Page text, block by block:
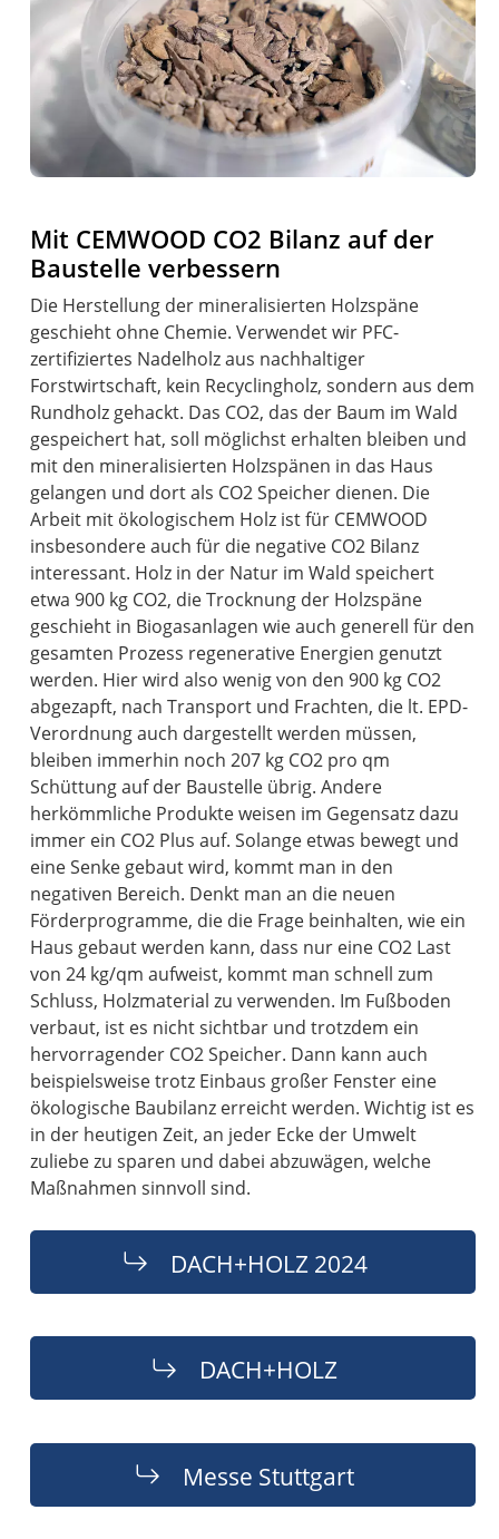
Mit CEMWOOD CO2 Bilanz auf der
Baustelle verbessern
Die Herstellung der mineralisierten Holzspäne
geschieht ohne Chemie. Verwendet wir PFC-
zertifiziertes Nadelholz aus nachhaltiger
Forstwirtschaft, kein Recyclingholz, sondern aus dem
Rundholz gehackt. Das CO2, das der Baum im Wald
gespeichert hat, soll möglichst erhalten bleiben und
mit den mineralisierten Holzspänen in das Haus
gelangen und dort als CO2 Speicher dienen. Die
Arbeit mit ökologischem Holz ist für CEMWOOD
insbesondere auch für die negative CO2 Bilanz
interessant. Holz in der Natur im Wald speichert
etwa 900 kg CO2, die Trocknung der Holzspäne
geschieht in Biogasanlagen wie auch generell für den
gesamten Prozess regenerative Energien genutzt
werden. Hier wird also wenig von den 900 kg CO2
abgezapft, nach Transport und Frachten, die lt. EPD-
Verordnung auch dargestellt werden müssen,
bleiben immerhin noch 207 kg CO2 pro qm
Schüttung auf der Baustelle übrig. Andere
herkömmliche Produkte weisen im Gegensatz dazu
immer ein CO2 Plus auf. Solange etwas bewegt und
eine Senke gebaut wird, kommt man in den
negativen Bereich. Denkt man an die neuen
Förderprogramme, die die Frage beinhalten, wie ein
Haus gebaut werden kann, dass nur eine CO2 Last
von 24 kg/qm aufweist, kommt man schnell zum
Schluss, Holzmaterial zu verwenden. Im Fußboden
verbaut, ist es nicht sichtbar und trotzdem ein
hervorragender CO2 Speicher. Dann kann auch
beispielsweise trotz Einbaus großer Fenster eine
ökologische Baubilanz erreicht werden. Wichtig ist es
in der heutigen Zeit, an jeder Ecke der Umwelt
zuliebe zu sparen und dabei abzuwägen, welche
Maßnahmen sinnvoll sind.
DACH+HOLZ 2024
DACH+HOLZ
Messe Stuttgart